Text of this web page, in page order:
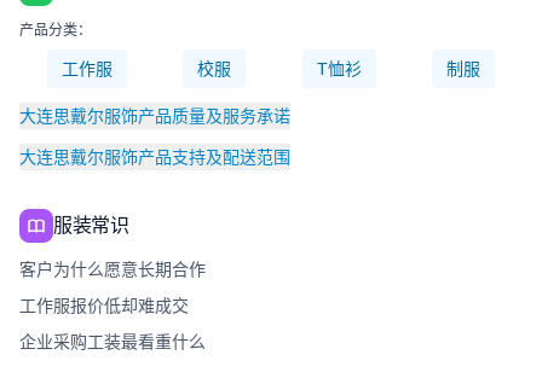
产品分类：
工作服 校服 T恤衫 制服
大连思戴尔服饰产品质量及服务承诺
大连思戴尔服饰产品支持及配送范围
服装常识
客户为什么愿意长期合作
工作服报价低却难成交
企业采购工装最看重什么